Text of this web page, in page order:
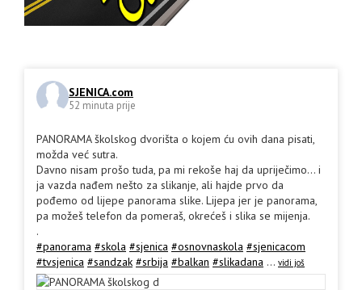
SJENICA.com
52 minuta prije
PANORAMA školskog dvorišta o kojem ću ovih dana pisati,
možda već sutra.
Davno nisam prošo tuda, pa mi rekoše haj da upriječimo... i
ja vazda nađem nešto za slikanje, ali hajde prvo da
pođemo od lijepe panorama slike. Lijepa jer je panorama,
pa možeš telefon da pomeraš, okrećeš i slika se mijenja.
.
#panorama #skola #sjenica #osnovnaskola #sjenicacom
#tvsjenica #sandzak #srbija #balkan #slikadana ... vidi još